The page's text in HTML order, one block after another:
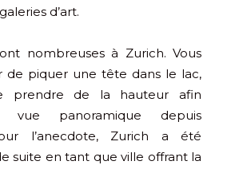
d’art.
nombreuses à Zurich. Vous
de piquer une tête dans le lac,
prendre de la hauteur afin
vue panoramique depuis
l’anecdote, Zurich a été
suite en tant que ville offrant la